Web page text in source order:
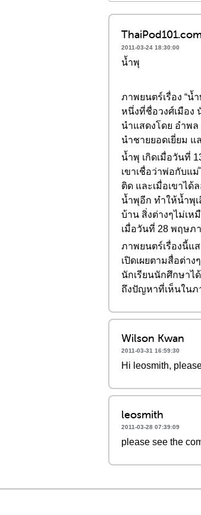
2011-03-24 18:30:00
น้ำพุ
ภาพยนตร์เรื่อง “น้
หนึ่งที่ชื่อวงศ์เมือง
นำแสดงโดย อำพล
นำชายยอดเยี่ยม
น้ำพุ เกิดเมื่อวันที่
เขาเชื่อว่าพ่อกับแ
ติด และเมื่อเขาได้
น้ำพุอีก ทำให้น้ำพุเ
บ้าน สิ่งต่างๆไม่เห
เมื่อวันที่ 28 พฤษภ
ภาพยนตร์เรื่องนี้แ
เปิดเผยตามสื่อต่า
นักเรียนนักศึกษาไ
ถึงปัญหาที่เห็นในภ
Wilson Kwan
2011-03-31 16:59:30
Hi leosmith,
leosmith
2011-03-28 07:39:09
please see the